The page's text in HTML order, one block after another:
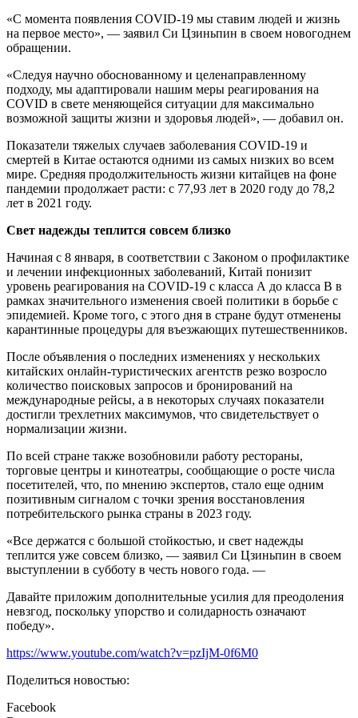
«С момента появления COVID-19 мы ставим людей и жизнь
на первое место», — заявил Си Цзиньпин в своем новогоднем
обращении.
«Следуя научно обоснованному и целенаправленному
подходу, мы адаптировали нашим меры реагирования на
COVID в свете меняющейся ситуации для максимально
возможной защиты жизни и здоровья людей», — добавил он.
Показатели тяжелых случаев заболевания COVID-19 и
смертей в Китае остаются одними из самых низких во всем
мире. Средняя продолжительность жизни китайцев на фоне
пандемии продолжает расти: с 77,93 лет в 2020 году до 78,2
лет в 2021 году.
Свет надежды теплится совсем близко
Начиная с 8 января, в соответствии с Законом о профилактике
и лечении инфекционных заболеваний, Китай понизит
уровень реагирования на COVID-19 с класса А до класса В в
рамках значительного изменения своей политики в борьбе с
эпидемией. Кроме того, с этого дня в стране будут отменены
карантинные процедуры для въезжающих путешественников.
После объявления о последних изменениях у нескольких
китайских онлайн-туристических агентств резко возросло
количество поисковых запросов и бронирований на
международные рейсы, а в некоторых случаях показатели
достигли трехлетних максимумов, что свидетельствует о
нормализации жизни.
По всей стране также возобновили работу рестораны,
торговые центры и кинотеатры, сообщающие о росте числа
посетителей, что, по мнению экспертов, стало еще одним
позитивным сигналом с точки зрения восстановления
потребительского рынка страны в 2023 году.
«Все держатся с большой стойкостью, и свет надежды
теплится уже совсем близко, — заявил Си Цзиньпин в своем
выступлении в субботу в честь нового года. —
Давайте приложим дополнительные усилия для преодоления
невзгод, поскольку упорство и солидарность означают
победу».
https://www.youtube.com/watch?v=pzIjM-0f6M0
Поделиться новостью:
Facebook